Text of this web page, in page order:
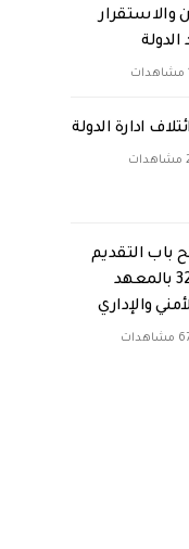
والاستقرار
ادارة الدولة
باب التقديم
للدورة التأهيلية 32 بالمعهد
والإداري